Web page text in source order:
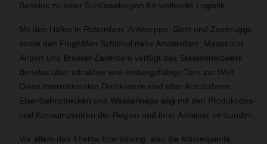
Benelux zu einer Schlüsselregion für weltweite Logistik.
Mit den Häfen in Rotterdam, Antwerpen, Gent und Zeebrugge
sowie den Flughäfen Schiphol nahe Amsterdam, Maastricht
Airport und Brüssel-Zaventem verfügt das Staatennetzwerk
Benelux über attraktive und leistungsfähige Tore zur Welt.
Diese internationalen Drehkreuze sind über Autobahnen,
Eisenbahnstrecken und Wasserwege eng mit den Produktions-
und Konsumzentren der Region und ihrer Anrainer verbunden.
Vor allem das Thema Interlocking, also die konsequente